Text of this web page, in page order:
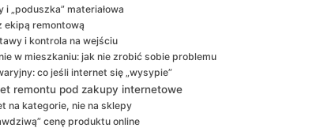
i „poduszka” materiałowa
ekipą remontową
i kontrola na wejściu
w mieszkaniu: jak nie zrobić sobie problemu
co jeśli internet się „wysypie”
remontu pod zakupy internetowe
na kategorie, nie na sklepy
cenę produktu online